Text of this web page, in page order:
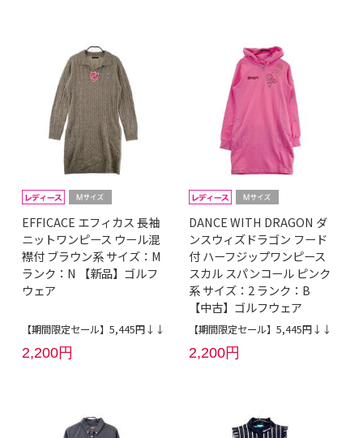
EFFICACE エフィカス 長袖
ニットワンピース ウール混
襟付 ブラウン系 サイズ：M
ランク：N 【新品】ゴルフ
ウェア
【期間限定セール】5,445円↓↓
2,200円
DANCE WITH DRAGON ダ
ンスウィズドラゴン フード
付 ハーフジップワンピース
スカル スパンコール ピンク
系 サイズ：2 ランク：B
【中古】ゴルフウェア
【期間限定セール】5,445円↓↓
2,200円